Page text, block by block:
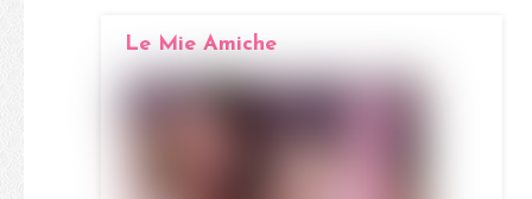
Le Mie Amiche